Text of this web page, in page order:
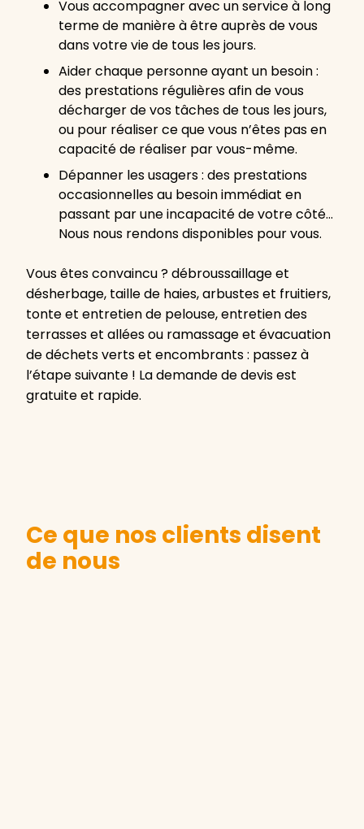
Vous accompagner avec un service à long
terme de manière à être auprès de vous
dans votre vie de tous les jours.
Aider chaque personne ayant un besoin :
des prestations régulières afin de vous
décharger de vos tâches de tous les jours,
ou pour réaliser ce que vous n’êtes pas en
capacité de réaliser par vous-même.
Dépanner les usagers : des prestations
occasionnelles au besoin immédiat en
passant par une incapacité de votre côté…
Nous nous rendons disponibles pour vous.
Vous êtes convaincu ? débroussaillage et
désherbage, taille de haies, arbustes et fruitiers,
tonte et entretien de pelouse, entretien des
terrasses et allées ou ramassage et évacuation
de déchets verts et encombrants : passez à
l’étape suivante ! La demande de devis est
gratuite et rapide.
Ce que nos clients disent
de nous